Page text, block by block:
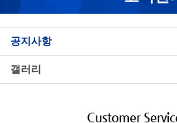
공지사항
갤러리